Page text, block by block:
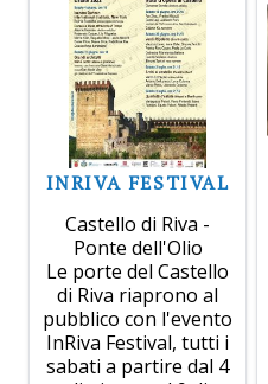
INRIVA FESTIVAL
Castello di Riva -
Ponte dell'Olio
Le porte del Castello
di Riva riaprono al
pubblico con l'evento
InRiva Festival, tutti i
sabati a partire dal 4